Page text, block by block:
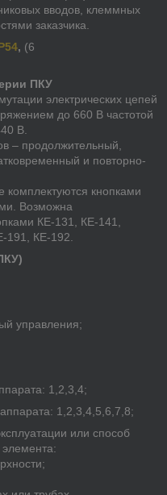
вводов, клеммных
заказчика.
, (6
ПКУ
электрических цепей
до 660 В частотой
В.
– продолжительный,
и повторно-
комплектуются кнопками
Возможна
КЕ-131, КЕ-141,
191, КЕ-192.
управления;
1,2,3,4;
1,2,3,4,5,6,7,8;
или способ
элемента: